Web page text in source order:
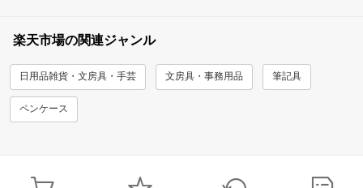
楽天市場の関連ジャンル
日用品雑貨・文房具・手芸 文房具・事務用品 筆記具
ペンケース